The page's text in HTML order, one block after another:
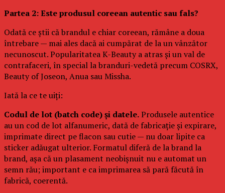
Partea 2: Este produsul coreean autentic sau fals?
Odată ce știi că brandul e chiar coreean, rămâne a doua
întrebare — mai ales dacă ai cumpărat de la un vânzător
necunoscut. Popularitatea K-Beauty a atras și un val de
contrafaceri, în special la branduri-vedetă precum COSRX,
Beauty of Joseon, Anua sau Missha.
Iată la ce te uiți:
Codul de lot (batch code) și datele.Produsele autentice
au un cod de lot alfanumeric, dată de fabricație și expirare,
imprimate direct pe flacon sau cutie — nu doar lipite ca
sticker adăugat ulterior. Formatul diferă de la brand la
brand, așa că un plasament neobișnuit nu e automat un
semn rău; important e ca imprimarea să pară făcută în
fabrică, coerentă.